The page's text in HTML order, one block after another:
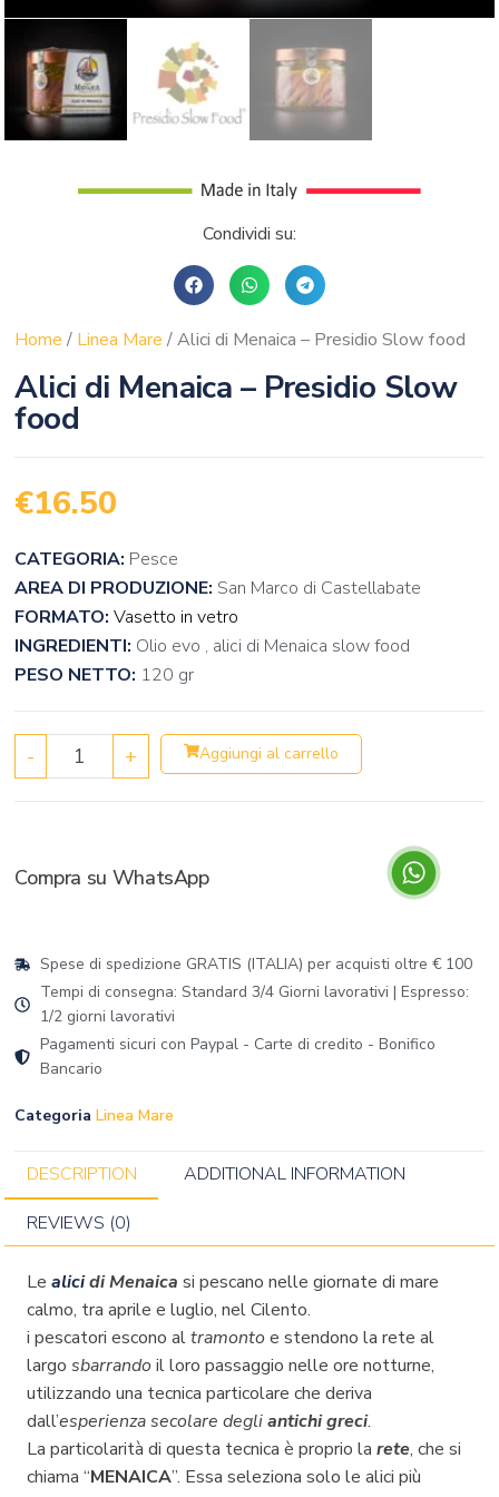
Condividi su:
Home / Linea Mare / Alici di Menaica – Presidio Slow food
Alici di Menaica – Presidio Slow
food
€16.50
CATEGORIA: Pesce
AREA DI PRODUZIONE: San Marco di Castellabate
FORMATO:Vasetto in vetro
INGREDIENTI: Olio evo , alici di Menaica slow food
PESO NETTO: 120 gr
- + Aggiungi al carrello
Compra su WhatsApp
Spese di spedizione GRATIS (ITALIA) per acquisti oltre € 100
Tempi di consegna: Standard 3/4 Giorni lavorativi | Espresso:
1/2 giorni lavorativi
Pagamenti sicuri con Paypal - Carte di credito - Bonifico
Bancario
Categoria Linea Mare
DESCRIPTION
ADDITIONAL INFORMATION
REVIEWS (0)
Lealicidi Menaica si pescano nelle giornate di mare
calmo, tra aprile e luglio, nel Cilento.
i pescatori escono altramontoe stendono la rete al
largosbarrandoil loro passaggio nelle ore notturne,
utilizzando una tecnica particolare che deriva
dall’esperienza secolare degliantichi greci.
La particolarità di questa tecnica è proprio larete, che si
chiama “MENAICA”. Essa seleziona solo le alici più